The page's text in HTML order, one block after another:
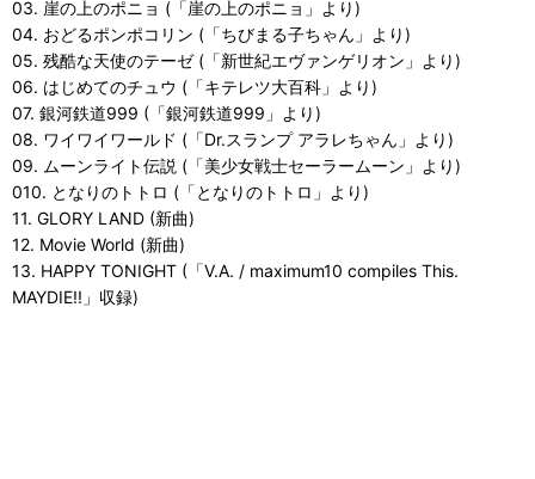
03. 崖の上のポニョ (「崖の上のポニョ」より)
04. おどるポンポコリン (「ちびまる子ちゃん」より)
05. 残酷な天使のテーゼ (「新世紀エヴァンゲリオン」より)
06. はじめてのチュウ (「キテレツ大百科」より)
07. 銀河鉄道999 (「銀河鉄道999」より)
08. ワイワイワールド (「Dr.スランプ アラレちゃん」より)
09. ムーンライト伝説 (「美少女戦士セーラームーン」より)
010. となりのトトロ (「となりのトトロ」より)
11. GLORY LAND (新曲)
12. Movie World (新曲)
13. HAPPY TONIGHT (「V.A. / maximum10 compiles This.
MAYDIE!!」収録)